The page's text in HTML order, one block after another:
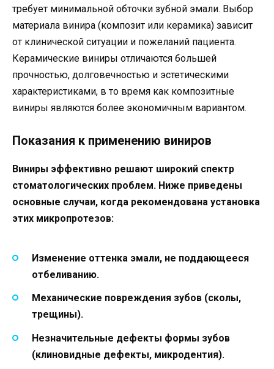
требует минимальной обточки зубной эмали. Выбор
материала винира (композит или керамика) зависит
от клинической ситуации и пожеланий пациента.
Керамические виниры отличаются большей
прочностью, долговечностью и эстетическими
характеристиками, в то время как композитные
виниры являются более экономичным вариантом.
Показания к применению виниров
Виниры эффективно решают широкий спектр
стоматологических проблем. Ниже приведены
основные случаи, когда рекомендована установка
этих микропротезов:
Изменение оттенка эмали, не поддающееся
отбеливанию.
Механические повреждения зубов (сколы,
трещины).
Незначительные дефекты формы зубов
(клиновидные дефекты, микродентия).